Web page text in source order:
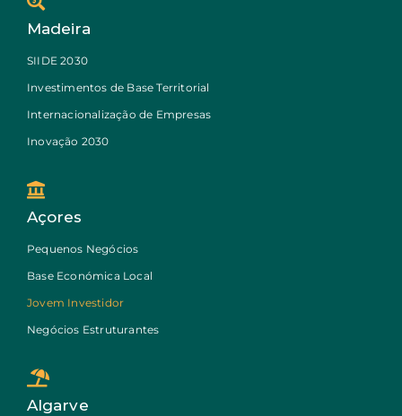
Madeira
SIIDE 2030
Investimentos de Base Territorial
Internacionalização de Empresas
Inovação 2030
Açores
Pequenos Negócios
Base Económica Local
Jovem Investidor
Negócios Estruturantes
Algarve